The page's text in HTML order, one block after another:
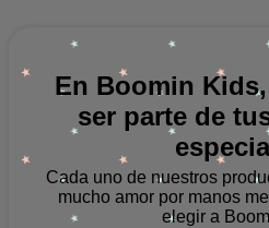
En Boomin
ser parte de
Cada uno de nuestros
mucho amor por manos
elegir a